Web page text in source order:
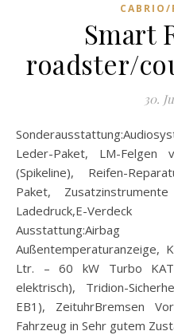
CABRIO/
Smart
roadster/
30.
Sonderausstattung:Audiosystem: Radio mit CD-Player,
Leder-Paket, LM-
(Spikeline), Reifen-
Paket,
Ladedruck,E-
Ausstattung:Airbag
Außentemperaturanzeige,
Ltr. – 60 kW Turbo
elektrisch), Tridion-
EB1), ZeituhrBremsen
Fahrzeug in Sehr gutem